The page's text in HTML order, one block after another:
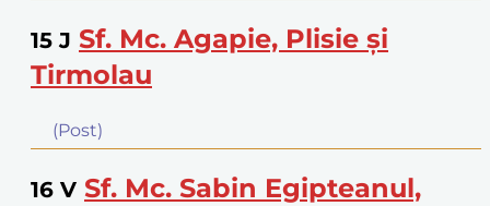
15 J Sf. Mc. Agapie, Plisie şi
Tirmolau
(Post)
16 V Sf. Mc. Sabin Egipteanul,